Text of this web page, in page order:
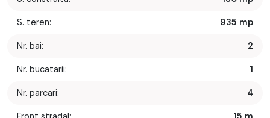
S. teren: 935 mp
Nr. bai: 2
Nr. bucatarii: 1
Nr. parcari: 4